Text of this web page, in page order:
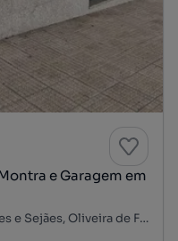
e Garagem em
Oliveira de Frades, Souto de Lafões e Sejães, Oliveira de Frades, Viseu